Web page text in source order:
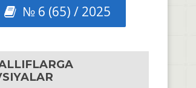
№ 6 (65) / 2025